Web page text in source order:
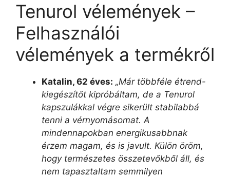
Tenurol vélemények –
Felhasználói
vélemények a termékről
Katalin, 62 éves: „Már többféle étrend-
kiegészítőt kipróbáltam, de a Tenurol
kapszulákkal végre sikerült stabilabbá
tenni a vérnyomásomat. A
mindennapokban energikusabbnak
érzem magam, és is javult. Külön öröm,
hogy természetes összetevőkből áll, és
nem tapasztaltam semmilyen